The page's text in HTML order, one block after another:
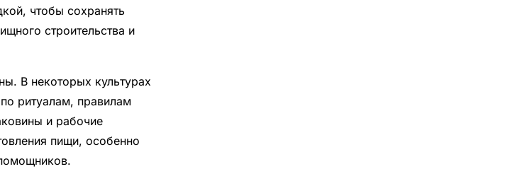
чтобы сохранять
строительства и
В некоторых культурах
ритуалам, правилам
и рабочие
пищи, особенно